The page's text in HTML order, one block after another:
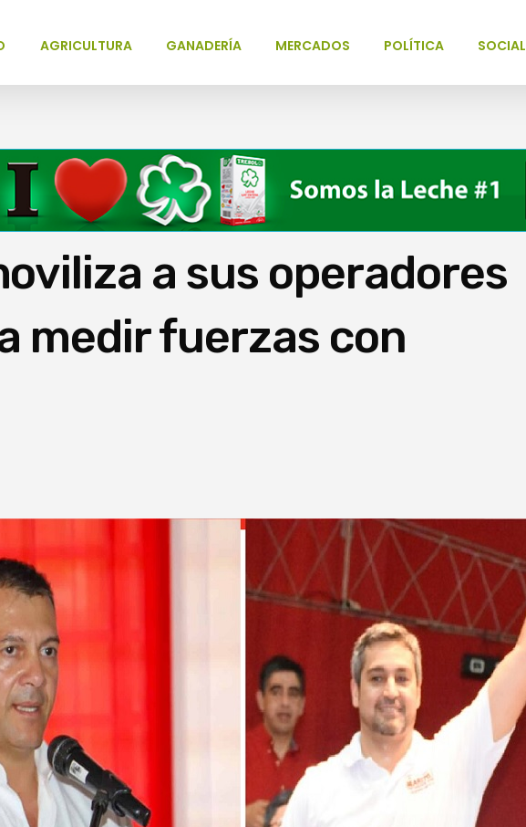
AGRICULTURA GANADERÍA MERCADOS POLÍTICA SOCIAL
a sus operadores
medir fuerzas con